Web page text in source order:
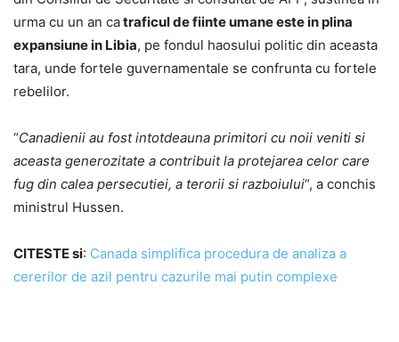
urma cu un an catraficul de fiinte umane este in plina
expansiune in Libia, pe fondul haosului politic din aceasta
tara, unde fortele guvernamentale se confrunta cu fortele
rebelilor.
“Canadienii au fost intotdeauna primitori cu noii veniti si
aceasta generozitate a contribuit la protejarea celor care
fug din calea persecutiei, a terorii si razboiului“, a conchis
ministrul Hussen.
CITESTE si: Canada simplifica procedura de analiza a
cererilor de azil pentru cazurile mai putin complexe